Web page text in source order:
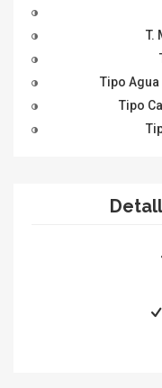
T.
Tipo Agua
Tipo